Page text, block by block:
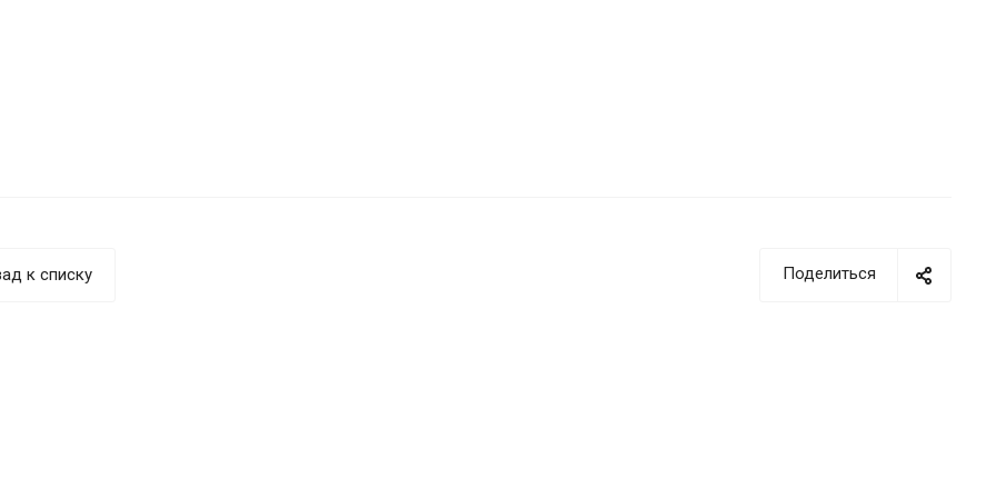
Поделиться
к списку